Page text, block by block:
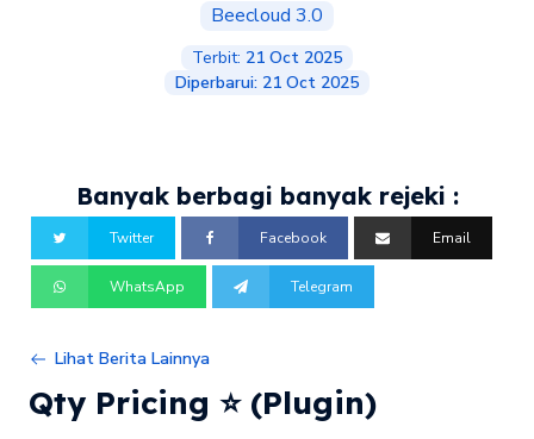
Beecloud 3.0
Terbit: 21 Oct 2025
Diperbarui: 21 Oct 2025
Banyak berbagi banyak rejeki :
Twitter Facebook Email
WhatsApp Telegram
Lihat Berita Lainnya
Qty Pricing ⭐️ (Plugin)